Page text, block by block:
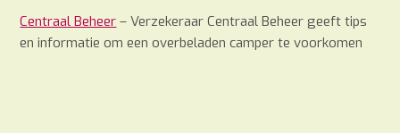
Centraal Beheer – Verzekeraar Centraal Beheer geeft tips
en informatie om een overbeladen camper te voorkomen